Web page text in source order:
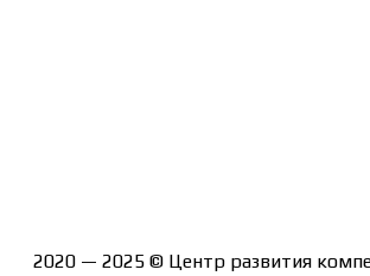
Лицензия на образовательную
2020 — 2025 © Центр развития